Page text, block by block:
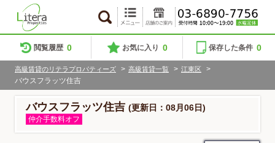
閲覧履歴 0 お気に入り 0 保存した条件 0
高級賃貸のリテラプロパティーズ > 高級賃貸一覧 > 江東区
>
バウスフラッツ住吉
バウスフラッツ住吉 (更新日：08月06日)
仲介手数料オフ